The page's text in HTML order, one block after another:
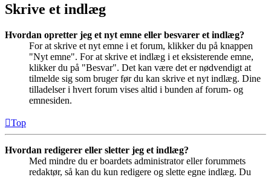
Skrive et indlæg
Hvordan opretter jeg et nyt emne eller besvarer et indlæg?
For at skrive et nyt emne i et forum, klikker du på knappen
"Nyt emne". For at skrive et indlæg i et eksisterende emne,
klikker du på "Besvar". Det kan være det er nødvendigt at
tilmelde sig som bruger før du kan skrive et nyt indlæg. Dine
tilladelser i hvert forum vises altid i bunden af forum- og
emnesiden.
Top
Hvordan redigerer eller sletter jeg et indlæg?
Med mindre du er boardets administrator eller forummets
redaktør, så kan du kun redigere og slette egne indlæg. Du